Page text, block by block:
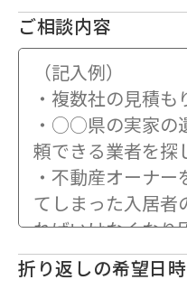
ご相談内容
折り返しの希望日時